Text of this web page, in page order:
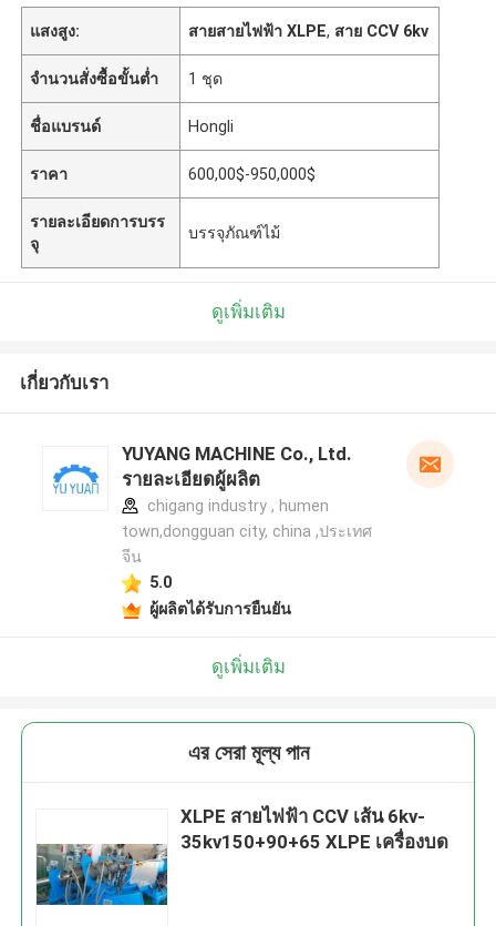
แสงสูง: สายสายไฟฟ้า XLPE, สาย CCV 6kv
จำนวนสั่งซื้อขั้นต่ำ 1 ชุด
ชื่อแบรนด์ Hongli
ราคา 600,00$-950,000$
รายละเอียดการบรร
จุ
บรรจุภัณฑ์ไม้
ดูเพิ่มเติม
เกี่ยวกับเรา
YUYANG MACHINE Co., Ltd.
รายละเอียดผู้ผลิต
chigang industry , humen
town,dongguan city, china ,ประเทศ
จีน
5.0
ผู้ผลิตได้รับการยืนยัน
ดูเพิ่มเติม
এর সেরা মূল্য পান
XLPE สายไฟฟ้า CCV เส้น 6kv-
35kv150+90+65 XLPE เครื่องบด